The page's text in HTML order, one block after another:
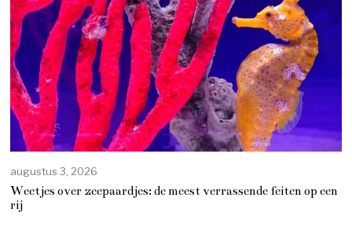
augustus 3, 2026
Weetjes over zeepaardjes: de meest verrassende feiten op een
rij